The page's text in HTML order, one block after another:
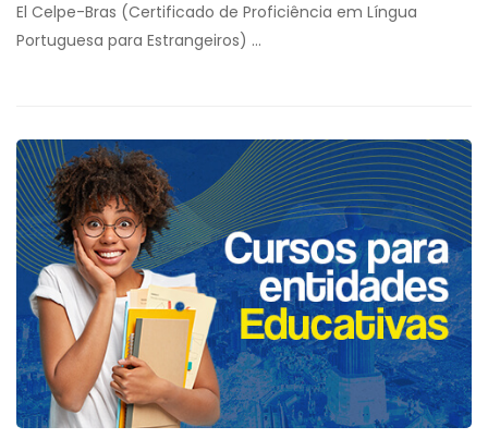
El Celpe-Bras (Certificado de Proficiência em Língua
Portuguesa para Estrangeiros) …